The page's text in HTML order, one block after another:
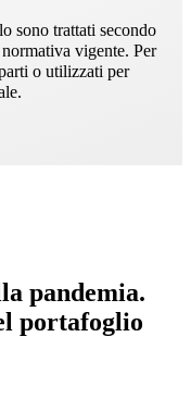
sono trattati secondo
vigente. Per
o utilizzati per
pandemia.
portafoglio